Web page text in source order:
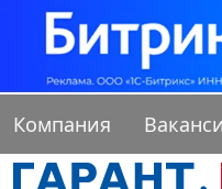
Компания